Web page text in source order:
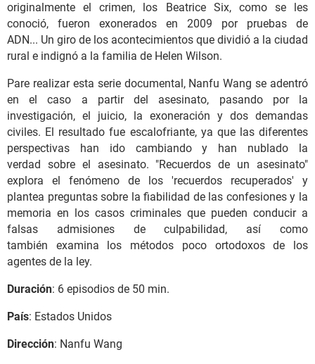
originalmente el crimen, los Beatrice Six, como se les
conoció, fueron exonerados en 2009 por pruebas de
ADN... Un giro de los acontecimientos que dividió a la ciudad
rural e indignó a la familia de Helen Wilson.
Pare realizar esta serie documental, Nanfu Wang se adentró
en el caso a partir del asesinato, pasando por la
investigación, el juicio, la exoneración y dos demandas
civiles. El resultado fue escalofriante, ya que las diferentes
perspectivas han ido cambiando y han nublado la
verdad sobre el asesinato. "Recuerdos de un asesinato"
explora el fenómeno de los 'recuerdos recuperados' y
plantea preguntas sobre la fiabilidad de las confesiones y la
memoria en los casos criminales que pueden conducir a
falsas admisiones de culpabilidad, así como
también examina los métodos poco ortodoxos de los
agentes de la ley.
Duración: 6 episodios de 50 min.
País: Estados Unidos
Dirección: Nanfu Wang